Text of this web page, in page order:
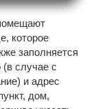
которое
заполняется
случае с
и адрес
дом,